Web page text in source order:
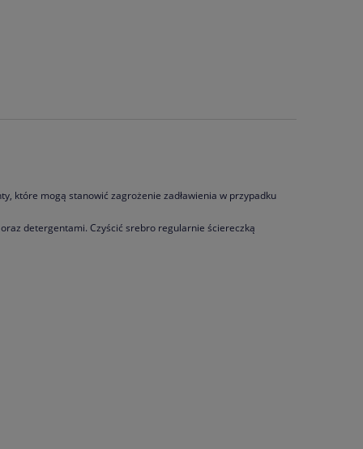
które mogą stanowić zagrożenie zadławienia w przypadku
detergentami. Czyścić srebro regularnie ściereczką